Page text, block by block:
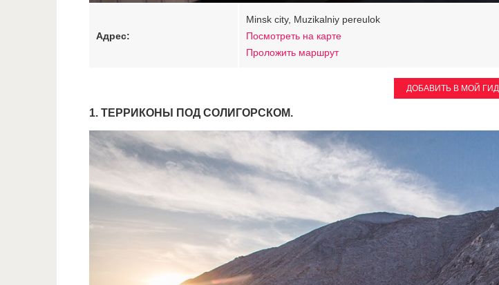
Адрес:
Minsk city, Muzikalniy pereulok
Посмотреть на карте
Проложить маршрут
ДОБАВИТЬ В МОЙ ГИД
1. ТЕРРИКОНЫ ПОД СОЛИГОРСКОМ.